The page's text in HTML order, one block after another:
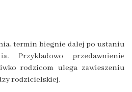
termin biegnie dalej po ustaniu
Przykładowo przedawnienie
rodzicom ulega zawieszeniu
rodzicielskiej.